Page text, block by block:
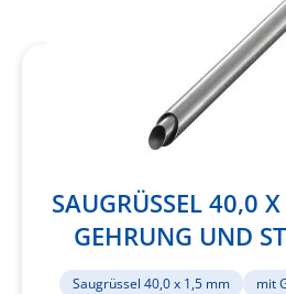
SAUGRÜSSEL 40,0
GEHRUNG UND
AUSSEN 65,0 MM |
Saugrüssel 40,0 x 1,5 mm
mit